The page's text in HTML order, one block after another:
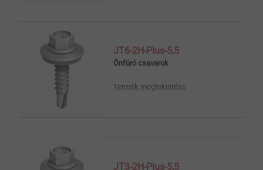
JT6-2H-Plus-5,5
Önfúró csavarok
Termék megtekintése
JT3-2H-Plus-5,5